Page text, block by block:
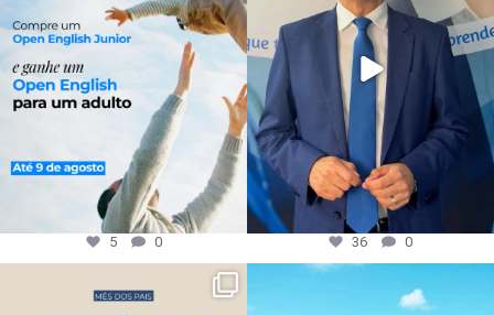
5 0 36 0